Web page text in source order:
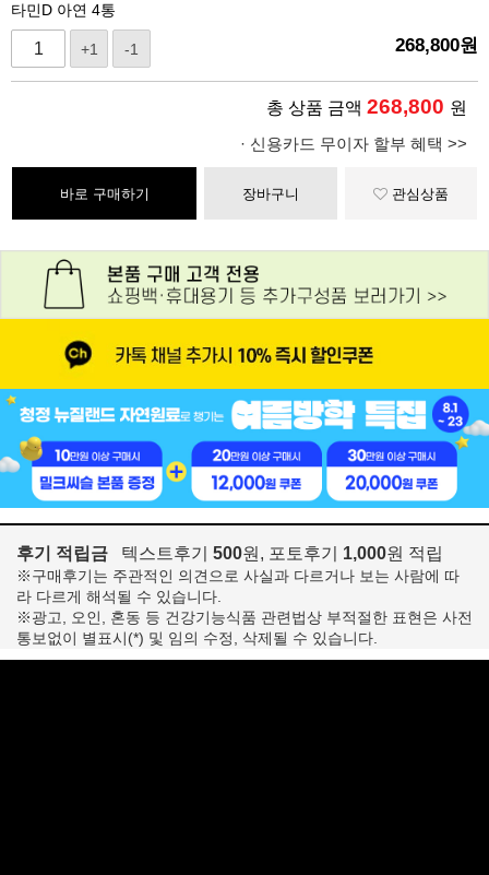
타민D 아연 4통
+1 -1 268,800원
총 상품 금액 268,800 원
· 신용카드 무이자 할부 혜택 >>
바로 구매하기 장바구니 관심상품
후기 적립금 텍스트후기 500원, 포토후기 1,000원 적립
※구매후기는 주관적인 의견으로 사실과 다르거나 보는 사람에 따
라 다르게 해석될 수 있습니다.
※광고, 오인, 혼동 등 건강기능식품 관련법상 부적절한 표현은 사전
통보없이 별표시(*) 및 임의 수정, 삭제될 수 있습니다.